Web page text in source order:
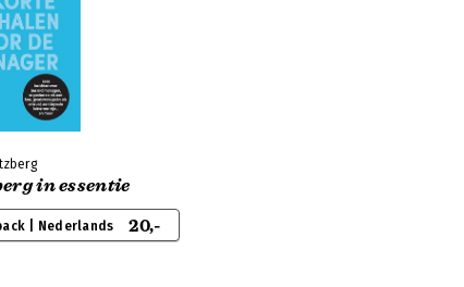
in essentie
| Nederlands 20,-